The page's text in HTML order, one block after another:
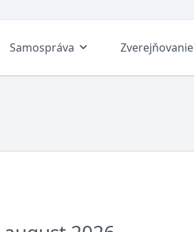
Samospráva Zverejňovanie